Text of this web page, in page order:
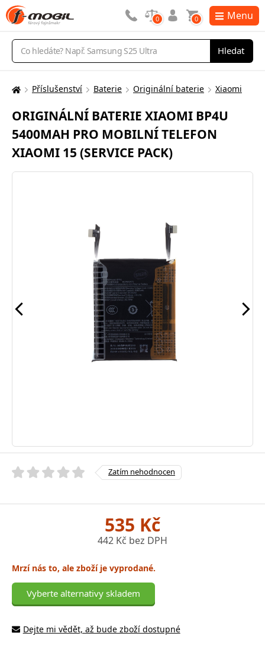
Vyhledávání
Hledat
0 0 Menu
Zde
nacházíte:
Příslušenství Baterie Originální baterie Xiaomi
ORIGINÁLNÍ BATERIE XIAOMI BP4U
5400MAH PRO MOBILNÍ TELEFON
XIAOMI 15 (SERVICE PACK)
Zatím nehodnocen
535 Kč
442 Kč bez DPH
Mrzí nás to, ale zboží je vyprodané.
Vyberte alternativy skladem
Dejte mi vědět, až bude zboží dostupné